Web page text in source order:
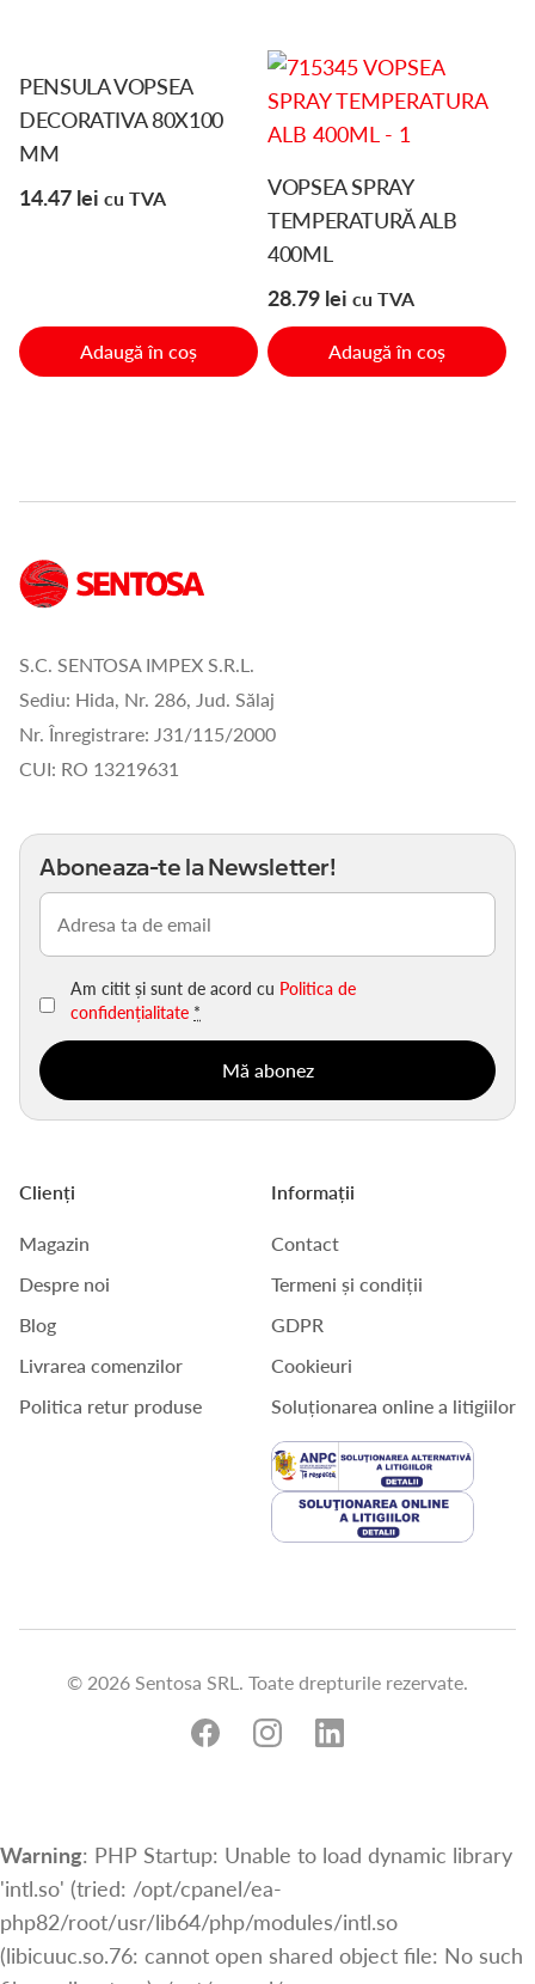
PENSULA VOPSEA
DECORATIVA 80X100
MM
14.47 lei cu TVA
Adaugă în coș
VOPSEA SPRAY
TEMPERATURĂ ALB
400ML
28.79 lei cu TVA
Adaugă în coș
S.C. SENTOSA IMPEX S.R.L.
Sediu: Hida, Nr. 286, Jud. Sălaj
Nr. Înregistrare: J31/115/2000
CUI: RO 13219631
Aboneaza-te la Newsletter!
Email
(Obligatoriu)
Am citit și sunt de acord cu Politica de
confidențialitate *
Clienți
Magazin
Despre noi
Blog
Livrarea comenzilor
Politica retur produse
Informații
Contact
Termeni și condiții
GDPR
Cookieuri
Soluționarea online a litigiilor
© 2026 Sentosa SRL. Toate drepturile rezervate.
Warning: PHP Startup: Unable to load dynamic library
'intl.so' (tried: /opt/cpanel/ea-
php82/root/usr/lib64/php/modules/intl.so
(libicuuc.so.76: cannot open shared object file: No such